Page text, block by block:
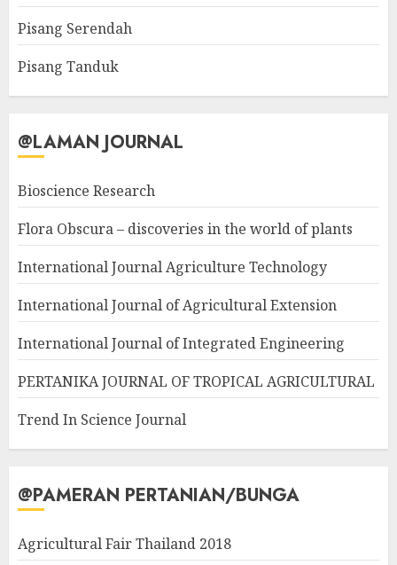
Pisang Serendah
Pisang Tanduk
@LAMAN JOURNAL
Bioscience Research
Flora Obscura – discoveries in the world of plants
International Journal Agriculture Technology
International Journal of Agricultural Extension
International Journal of Integrated Engineering
PERTANIKA JOURNAL OF TROPICAL AGRICULTURAL
Trend In Science Journal
@PAMERAN PERTANIAN/BUNGA
Agricultural Fair Thailand 2018